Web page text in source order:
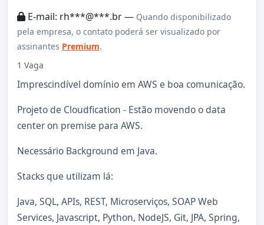
E-mail: rh***@***.br — Quando disponibilizado
pela empresa, o contato poderá ser visualizado por
assinantes Premium.
1 Vaga
Imprescindível domínio em AWS e boa comunicação.
Projeto de Cloudfication - Estão movendo o data
center on premise para AWS.
Necessário Background em Java.
Stacks que utilizam lá:
Java, SQL, APIs, REST, Microserviços, SOAP Web
Services, Javascript, Python, NodeJS, Git, JPA, Spring,